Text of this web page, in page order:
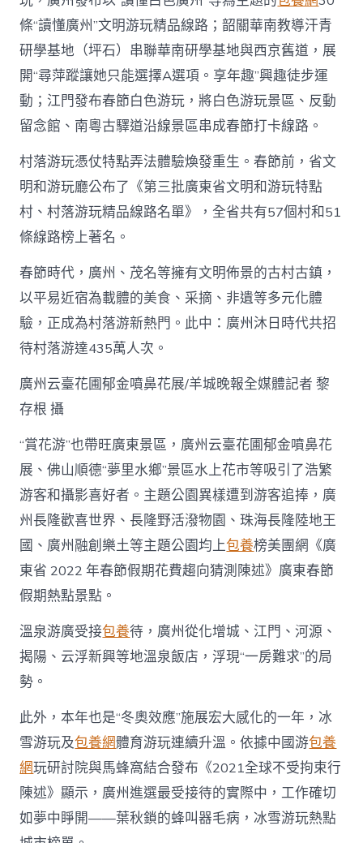
條“讀懂廣州”文明游玩精品線路；韶關華南教導汗青
研學基地（坪石）串聯華南研學基地與西京舊道，展
開“尋萍蹤讓她只能選擇A選項。享年趣”興趣徒步運
動；江門發布春節白色游玩，將白色游玩景區、反動
留念館、南粵古驛道沿線景區串成春節打卡線路。
村落游玩憑仗特點弄法體驗煥發重生。春節前，省文
明和游玩廳公布了《第三批廣東省文明和游玩特點
村、村落游玩精品線路名單》，全省共有57個村和51
條線路榜上著名。
春節時代，廣州、茂名等擁有文明佈景的古村古鎮，
以平易近宿為載體的美食、采摘、非遺等多元化體
驗，正成為村落游新熱門。此中：廣州沐日時代共招
待村落游達435萬人次。
廣州云臺花圃郁金噴鼻花展/羊城晚報全媒體記者 黎
存根 攝
“賞花游”也帶旺廣東景區，廣州云臺花圃郁金噴鼻花
展、佛山順德“夢里水鄉”景區水上花市等吸引了浩繁
游客和攝影喜好者。主題公園異樣遭到游客追捧，廣
州長隆歡喜世界、長隆野活潑物園、珠海長隆陸地王
國、廣州融創樂土等主題公園均上包養榜美團網《廣
東省 2022 年春節假期花費趨向猜測陳述》廣東春節
假期熱點景點。
溫泉游廣受接包養待，廣州從化增城、江門、河源、
揭陽、云浮新興等地溫泉飯店，浮現“一房難求”的局
勢。
此外，本年也是“冬奧效應”施展宏大感化的一年，冰
雪游玩及包養網體育游玩連續升溫。依據中國游包養
網玩研討院與馬蜂窩結合發布《2021全球不受拘束行
陳述》顯示，廣州進選最受接待的實際中，工作確切
如夢中睜開——葉秋鎖的蜂叫器毛病，冰雪游玩熱點